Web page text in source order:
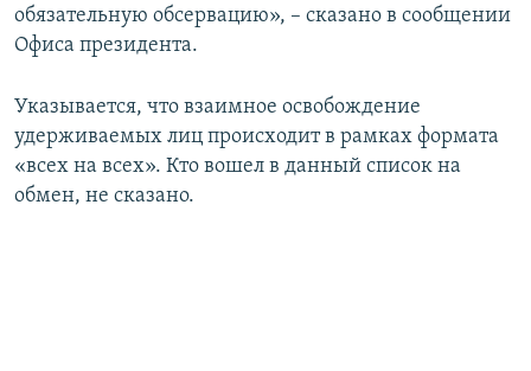
обязательную обсервацию», – сказано в сообщении
Офиса президента.
Указывается, что взаимное освобождение
удерживаемых лиц происходит в рамках формата
«всех на всех». Кто вошел в данный список на
обмен, не сказано.